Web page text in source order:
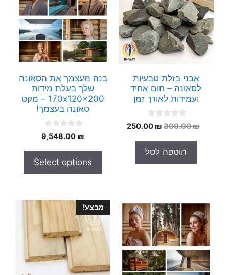
אבני בזלת טבעיות
לסאונה – חום אחיד
ועמידות לאורך זמן
0
o
o
5
300.00₪
המחיר
היה:
250.00 ₪
המחיר
הוספה לסל
בנה מעצמך את הסאונה
שלך בעלת מידות
170x120x200 – מקט
סאונה בעצמך!
0
o
o
5
9,548.00 ₪
Select options
מבצע!